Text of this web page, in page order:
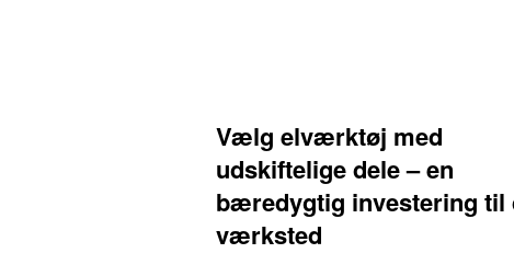
Vælg elværktøj med
udskiftelige dele – en
bæredygtig investering til
værksted